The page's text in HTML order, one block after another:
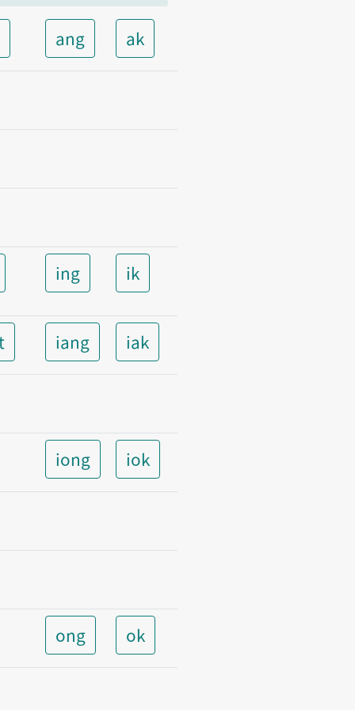
ang ak
ing ik
iang iak
iong iok
ong ok